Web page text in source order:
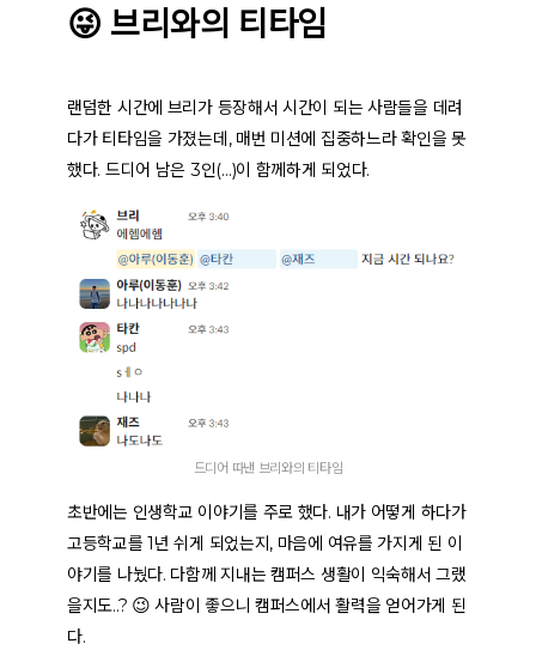
😜 브리와의 티타임
랜덤한 시간에 브리가 등장해서 시간이 되는 사람들을 데려
다가 티타임을 가졌는데, 매번 미션에 집중하느라 확인을 못
했다. 드디어 남은 3인(…)이 함께하게 되었다.
드디어 따낸 브리와의 티타임
초반에는 인생학교 이야기를 주로 했다. 내가 어떻게 하다가
고등학교를 1년 쉬게 되었는지, 마음에 여유를 가지게 된 이
야기를 나눴다. 다함께 지내는 캠퍼스 생활이 익숙해서 그랬
을지도..? 😉 사람이 좋으니 캠퍼스에서 활력을 얻어가게 된
다.